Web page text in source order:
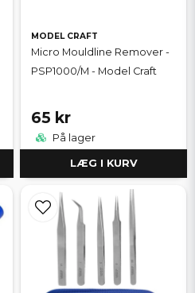
MODEL CRAFT
Micro Mouldline Remover -
PSP1000/M - Model Craft
65 kr
På lager
LÆG I KURV